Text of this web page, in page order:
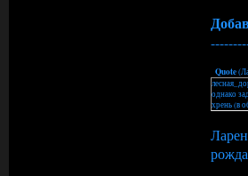
Quote(
однако
хрень (в